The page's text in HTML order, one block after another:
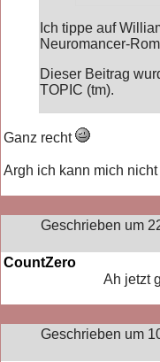
Ich tippe auf
Neuromancer-
Dieser Beitrag
TOPIC (tm).
Ganz recht
Argh ich kann mich
Geschrieben um
CountZero
Ah jetzt
Geschrieben um